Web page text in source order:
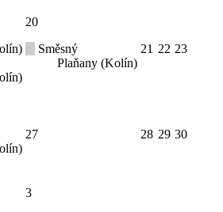
20
Směsný
Plaňany (Kolín)
21 22 23
27 28 29 30
3